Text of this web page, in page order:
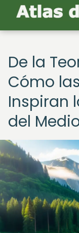
De la
Cómo
Inspiran
del